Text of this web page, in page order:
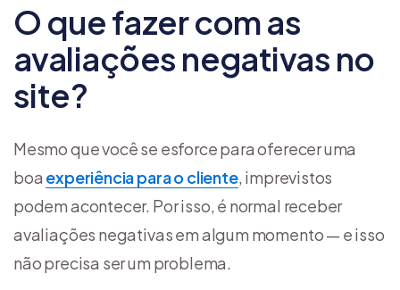
O que fazer com as
avaliações negativas no
site?
Mesmo que você se esforce para oferecer uma
boa experiência para o cliente, imprevistos
podem acontecer. Por isso, é normal receber
avaliações negativas em algum momento — e isso
não precisa ser um problema.